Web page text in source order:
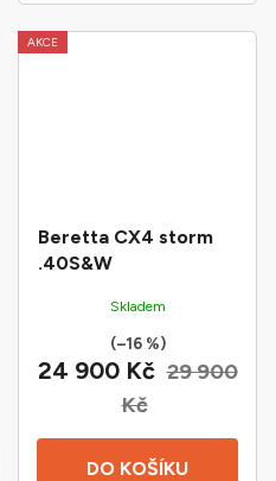
AKCE
Beretta CX4 storm
.40S&W
Skladem
DO KOŠÍKU
24 900 Kč 29 900
Kč
(–16 %)